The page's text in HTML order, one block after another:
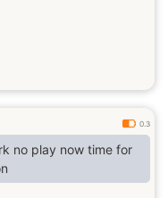
0.3
no play now time for